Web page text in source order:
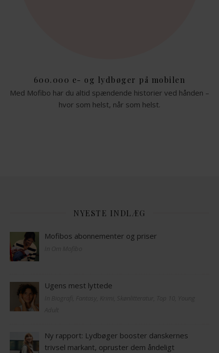
600.000 e- og lydbøger på mobilen
Med Mofibo har du altid spændende historier ved hånden –
hvor som helst, når som helst.
NYESTE INDLÆG
Mofibos abonnementer og priser
Ugens mest lyttede
Ny rapport: Lydbøger booster danskernes
trivsel markant, opruster dem åndeligt